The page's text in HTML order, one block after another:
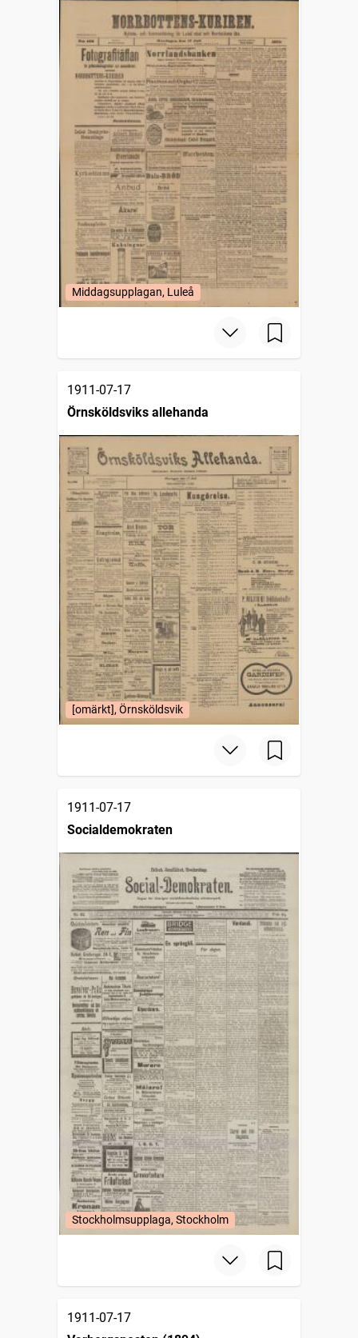
Middagsupplagan, Luleå
1911-07-17
Örnsköldsviks allehanda
[omärkt], Örnsköldsvik
1911-07-17
Socialdemokraten
Stockholmsupplaga, Stockholm
1911-07-17